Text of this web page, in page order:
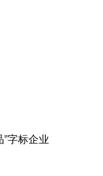
字标企业